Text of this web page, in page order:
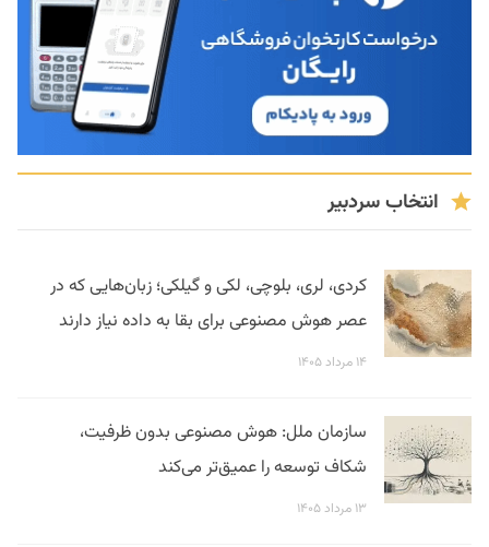
انتخاب سردبیر
کردی، لری، بلوچی، لکی و گیلکی؛ زبان‌هایی که در
عصر هوش مصنوعی برای بقا به داده نیاز دارند
۱۴ مرداد ۱۴۰۵
سازمان ملل: هوش مصنوعی بدون ظرفیت،
شکاف توسعه را عمیق‌تر می‌کند
۱۳ مرداد ۱۴۰۵